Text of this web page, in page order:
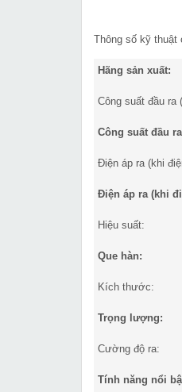
Thông số kỹ thuật
Hãng sản xuất:
Công suất đầu ra
Công suất đầu
Điện áp ra (khi
Điện áp ra (khi
Hiệu suất:
Que hàn:
Kích thước:
Trọng lượng:
Cường độ ra:
Tính năng nổi